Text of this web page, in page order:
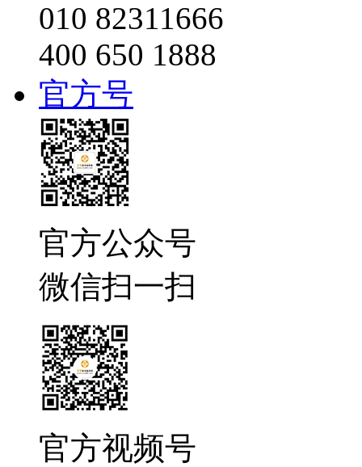
010 82311666
400 650 1888
官方号
官方公众号
微信扫一扫
官方视频号